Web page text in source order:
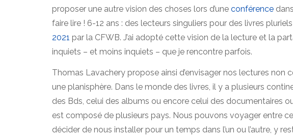
proposer une autre vision des choses lors d’une conférence
faire lire ! 6-12 ans : des lecteurs singuliers pour des livres
2021 par la CFWB. J’ai adopté cette vision de la lecture et la
inquiets – et moins inquiets – que je rencontre parfois.
Thomas Lavachery propose ainsi d’envisager nos lectures non
une planisphère. Dans le monde des livres, il y a plusieurs
des Bds, celui des albums ou encore celui des documentaires
est composé de plusieurs pays. Nous pouvons voyager entre
décider de nous installer pour un temps dans l’un ou l’autre, y